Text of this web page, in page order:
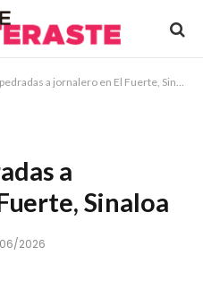
a jornalero en El Fuerte, Sinaloa
a
Sinaloa
2026